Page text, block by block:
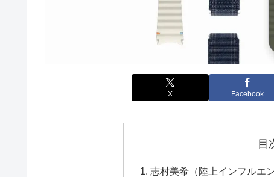
X Facebook
目
志村美希（陸上インフルエ